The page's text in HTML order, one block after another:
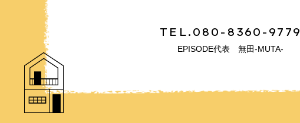
TEL.080-8360-9779
EPISODE代表 無田-MUTA-